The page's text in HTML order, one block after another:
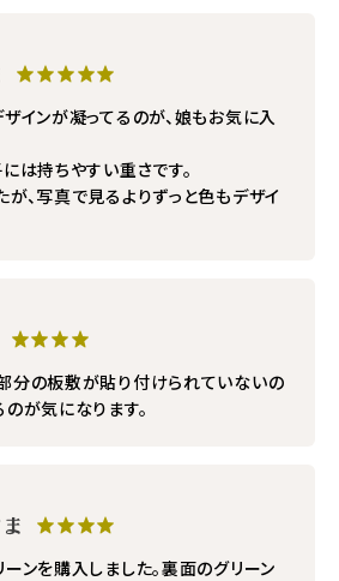
★★★★★
ザインが凝ってるのが、娘もお気に入
は持ちやすい重さです。
が、写真で見るよりずっと色もデザイ
★★★★
分の板敷が貼り付けられていないの
が気になります。
★★★★
ーンを購入しました。裏面のグリーン